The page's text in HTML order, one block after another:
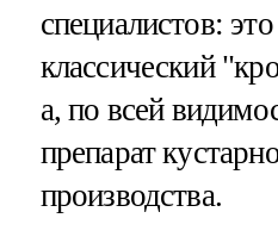
специалистов:
классический
а, по всей
препарат
производства.